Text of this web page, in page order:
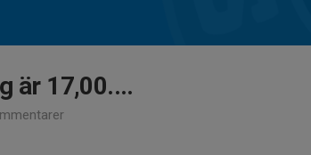
är 17,00....